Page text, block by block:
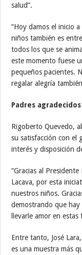
salud”.
“Hoy damos el inicio
niños también es
todos los que se
este momento fuese
pequeños pacientes.
regalar alegría
Padres agradecidos
Rigoberto Quevedo,
su satisfacción con el
interés y disposición
“Gracias al
Lacava, por esta
nuestros niños.
demostrando que
llevarle amor en estas
Entre tanto, José
es una muestra más